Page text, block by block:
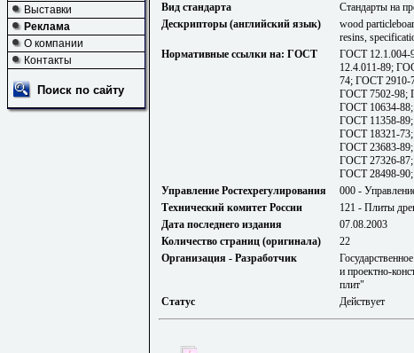
Выставки
Реклама
О компании
Контакты
Поиск по сайту
Вид стандарта
Стандарты на
Дескрипторы (английский язык)
wood
resins,
Нормативные ссылки на: ГОСТ
ГОСТ 12.1.004-
12.4.011-89;
74; ГОСТ 2910-
ГОСТ 7502-98;
ГОСТ 10634-
ГОСТ 11358-
ГОСТ 18321-
ГОСТ 23683-
ГОСТ 27326-
ГОСТ 28498-
Управление Ростехрегулирования
000 -
Технический комитет России
121 - Плиты
Дата последнего издания
07.08.2003
Количество страниц (оригинала)
22
Организация - Разработчик
и проектно-
плит"
Статус
Действует